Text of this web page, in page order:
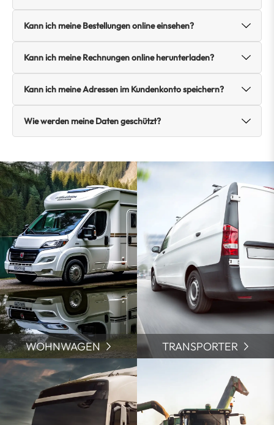
Kann ich meine Bestellungen online einsehen?
Kann ich meine Rechnungen online herunterladen?
Kann ich meine Adressen im Kundenkonto speichern?
Wie werden meine Daten geschützt?
WOHNWAGEN TRANSPORTER